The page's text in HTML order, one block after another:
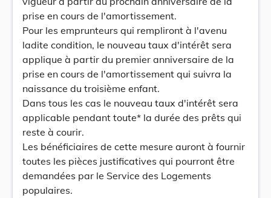
prise en cours de l'amortissement.
Pour les emprunteurs qui rempliront à l'avenu
ladite condition, le nouveau taux d'intérêt sera
applique à partir du premier anniversaire de la
prise en cours de l'amortissement qui suivra la
naissance du troisième enfant.
Dans tous les cas le nouveau taux d'intérêt sera
applicable pendant toute* la durée des prêts qui
reste à courir.
Les bénéficiaires de cette mesure auront à fournir
toutes les pièces justificatives qui pourront être
demandées par le Service des Logements
populaires.